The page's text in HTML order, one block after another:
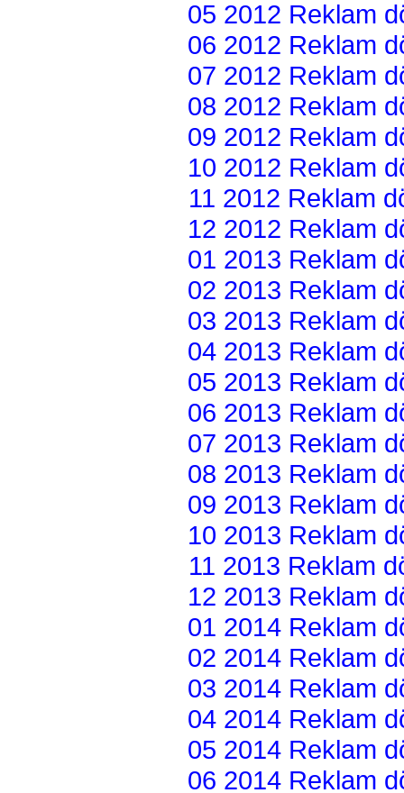
05 2012 Reklam
06 2012 Reklam
07 2012 Reklam
08 2012 Reklam
09 2012 Reklam
10 2012 Reklam
11 2012 Reklam
12 2012 Reklam
01 2013 Reklam
02 2013 Reklam
03 2013 Reklam
04 2013 Reklam
05 2013 Reklam
06 2013 Reklam
07 2013 Reklam
08 2013 Reklam
09 2013 Reklam
10 2013 Reklam
11 2013 Reklam
12 2013 Reklam
01 2014 Reklam
02 2014 Reklam
03 2014 Reklam
04 2014 Reklam
05 2014 Reklam
06 2014 Reklam